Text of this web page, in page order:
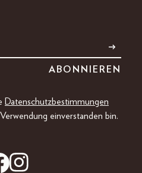
Datenschutzbestimmungen
einverstanden bin.